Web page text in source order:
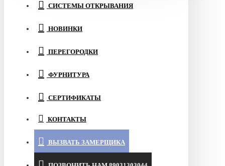
СИСТЕМЫ ОТКРЫВАНИЯ
НОВИНКИ
ПЕРЕГОРОДКИ
ФУРНИТУРА
СЕРТИФИКАТЫ
КОНТАКТЫ
ВЫЗВАТЬ ЗАМЕРЩИКА